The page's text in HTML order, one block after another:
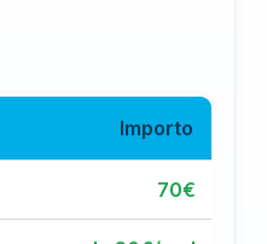
Importo
70€